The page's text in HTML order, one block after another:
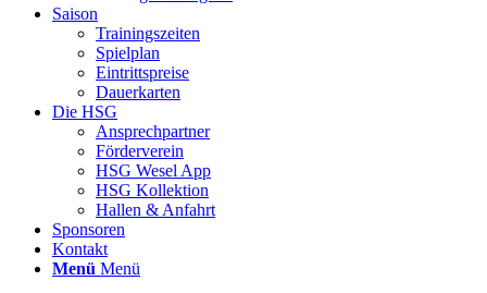
Saison
Trainingszeiten
Spielplan
Eintrittspreise
Dauerkarten
Die HSG
Ansprechpartner
Förderverein
HSG Wesel App
HSG Kollektion
Hallen & Anfahrt
Sponsoren
Kontakt
Menü Menü